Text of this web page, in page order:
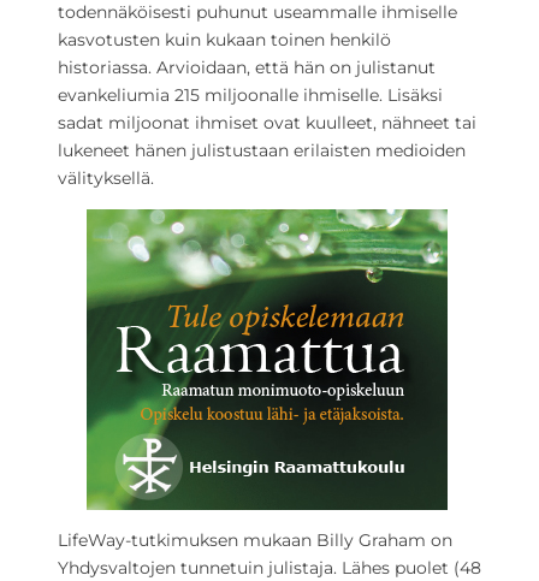
todennäköisesti puhunut useammalle ihmiselle
kasvotusten kuin kukaan toinen henkilö
historiassa. Arvioidaan, että hän on julistanut
evankeliumia 215 miljoonalle ihmiselle. Lisäksi
sadat miljoonat ihmiset ovat kuulleet, nähneet tai
lukeneet hänen julistustaan erilaisten medioiden
välityksellä.
LifeWay-tutkimuksen mukaan Billy Graham on
Yhdysvaltojen tunnetuin julistaja. Lähes puolet (48